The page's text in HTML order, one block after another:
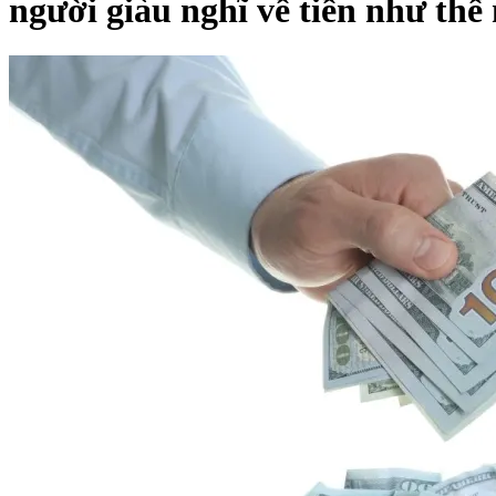
người giàu nghĩ về tiền như thế